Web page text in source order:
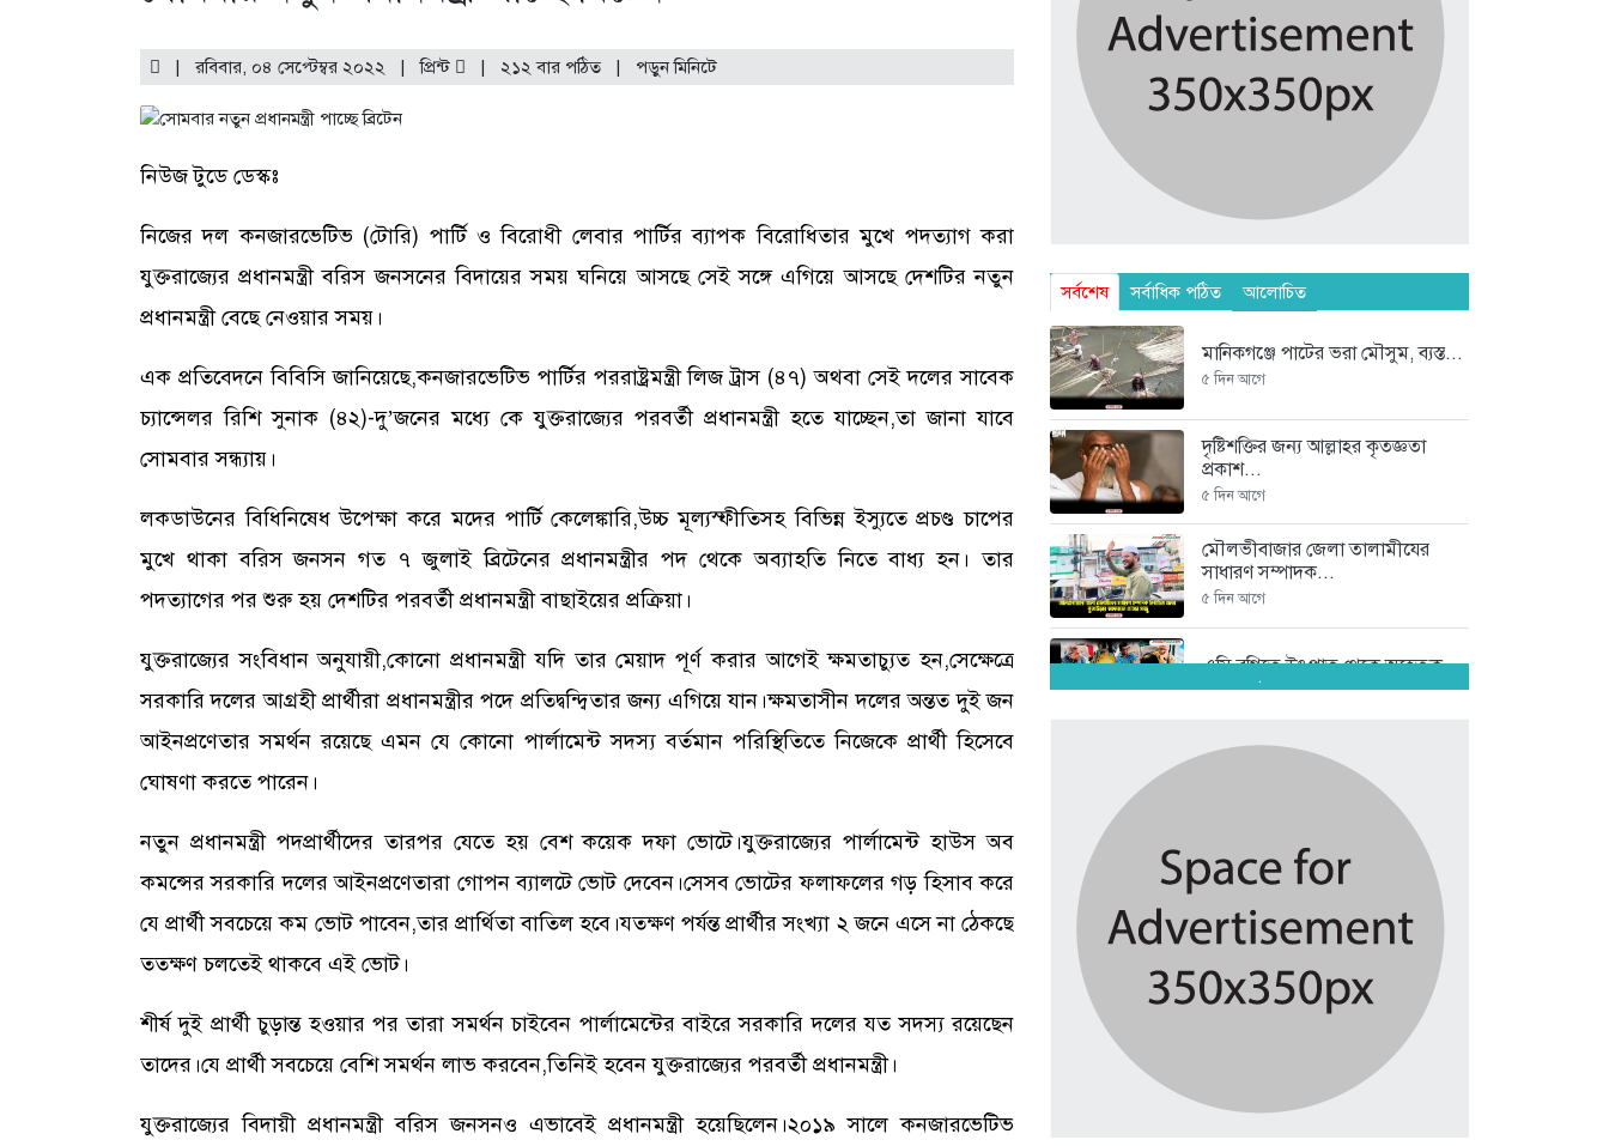
| রবিবার, ০৪ সেপ্টেম্বর ২০২২ |প্রিন্ট | ২১২ বার পঠিত | পড়ুনমিনিটে
নিউজ টুডে ডেস্কঃ
নিজের দল কনজারভেটিভ (টোরি) পার্টি ও বিরোধী লেবার পার্টির ব্যাপক বিরোধিতার মুখে পদত্যাগ করা
যুক্তরাজ্যের প্রধানমন্ত্রী বরিস জনসনের বিদায়ের সময় ঘনিয়ে আসছে সেই সঙ্গে এগিয়ে আসছে দেশটির নতুন
প্রধানমন্ত্রী বেছে নেওয়ার সময়।
এক প্রতিবেদনে বিবিসি জানিয়েছে,কনজারভেটিভ পার্টির পররাষ্ট্রমন্ত্রী লিজ ট্রাস (৪৭) অথবা সেই দলের সাবেক
চ্যান্সেলর রিশি সুনাক (৪২)-দু’জনের মধ্যে কে যুক্তরাজ্যের পরবর্তী প্রধানমন্ত্রী হতে যাচ্ছেন,তা জানা যাবে
সোমবার সন্ধ্যায়।
লকডাউনের বিধিনিষেধ উপেক্ষা করে মদের পার্টি কেলেঙ্কারি,উচ্চ মূল্যস্ফীতিসহ বিভিন্ন ইস্যুতে প্রচণ্ড চাপের
মুখে থাকা বরিস জনসন গত ৭ জুলাই ব্রিটেনের প্রধানমন্ত্রীর পদ থেকে অব্যাহতি নিতে বাধ্য হন। তার
পদত্যাগের পর শুরু হয় দেশটির পরবর্তী প্রধানমন্ত্রী বাছাইয়ের প্রক্রিয়া।
যুক্তরাজ্যের সংবিধান অনুযায়ী,কোনো প্রধানমন্ত্রী যদি তার মেয়াদ পূর্ণ করার আগেই ক্ষমতাচ্যুত হন,সেক্ষেত্রে
সরকারি দলের আগ্রহী প্রার্থীরা প্রধানমন্ত্রীর পদে প্রতিদ্বন্দ্বিতার জন্য এগিয়ে যান।ক্ষমতাসীন দলের অন্তত দুই জন
আইনপ্রণেতার সমর্থন রয়েছে এমন যে কোনো পার্লামেন্ট সদস্য বর্তমান পরিস্থিতিতে নিজেকে প্রার্থী হিসেবে
ঘোষণা করতে পারেন।
নতুন প্রধানমন্ত্রী পদপ্রার্থীদের তারপর যেতে হয় বেশ কয়েক দফা ভোটে।যুক্তরাজ্যের পার্লামেন্ট হাউস অব
কমন্সের সরকারি দলের আইনপ্রণেতারা গোপন ব্যালটে ভোট দেবেন।সেসব ভোটের ফলাফলের গড় হিসাব করে
যে প্রার্থী সবচেয়ে কম ভোট পাবেন,তার প্রার্থিতা বাতিল হবে।যতক্ষণ পর্যন্ত প্রার্থীর সংখ্যা ২ জনে এসে না ঠেকছে
ততক্ষণ চলতেই থাকবে এই ভোট।
শীর্ষ দুই প্রার্থী চুড়ান্ত হওয়ার পর তারা সমর্থন চাইবেন পার্লামেন্টের বাইরে সরকারি দলের যত সদস্য রয়েছেন
তাদের।যে প্রার্থী সবচেয়ে বেশি সমর্থন লাভ করবেন,তিনিই হবেন যুক্তরাজ্যের পরবর্তী প্রধানমন্ত্রী।
যুক্তরাজ্যের বিদায়ী প্রধানমন্ত্রী বরিস জনসনও এভাবেই প্রধানমন্ত্রী হয়েছিলেন।২০১৯ সালে কনজারভেটিভ
সর্বশেষ সর্বাধিক পঠিত আলোচিত
মানিকগঞ্জে পাটের ভরা মৌসুম, ব্যস্ত...
৫ দিন আগে
দৃষ্টিশক্তির জন্য আল্লাহর কৃতজ্ঞতা
প্রকাশ...
৫ দিন আগে
মৌলভীবাজার জেলা তালামীযের
সাধারণ সম্পাদক...
৫ দিন আগে
এসি বগিতে উৎপাত থেকে অহেতুক...
৫ দিন আগে
আমার রক্ত ঝরেছে, তারেক
বাংলাদেশে স্থিতিশীলতা ফিরছে,
বিনিয়োগে উৎসাহ...
৫ দিন আগে
কুলাউড়ায় বিশ্ব মাতৃদুগ্ধ সপ্তাহ
২০২৬...
চুনারুঘাটে বন্যায় ক্ষতিগ্রস্ত কৃষকদের
.